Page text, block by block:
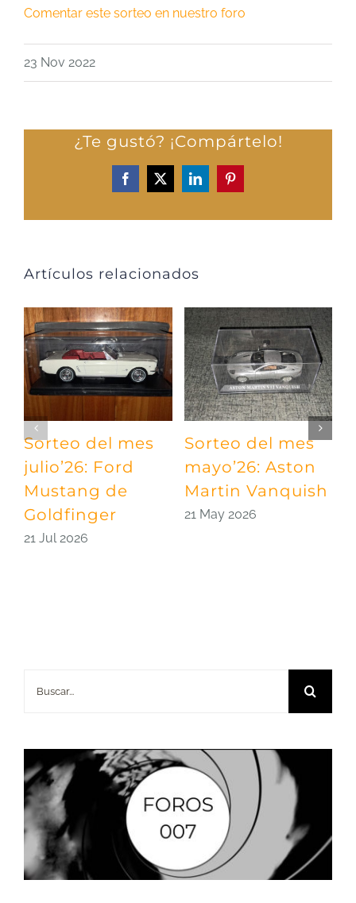
Comentar este sorteo en nuestro foro
23 Nov 2022
¿Te gustó? ¡Compártelo!
Facebook
X LinkedInPinterest
Artículos relacionados
Sorteo del mes
julio’26: Ford
Mustang de
Goldfinger
21 Jul 2026
Sorteo del mes
mayo’26: Aston
Martin Vanquish
21 May 2026